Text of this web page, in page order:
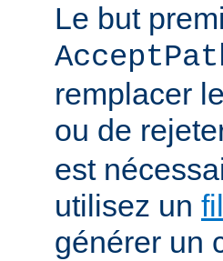
Le but
remplacer
ou de
est
utilisez un
générer un